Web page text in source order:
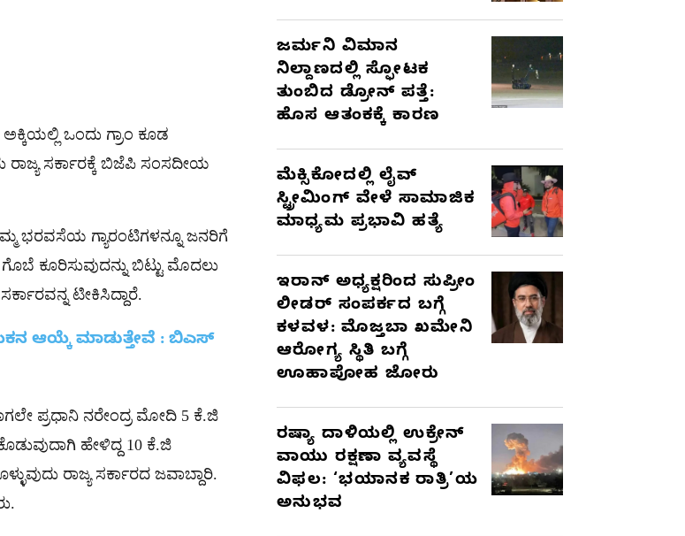
ಒಂದು ಗ್ರಾಂ ಕೂಡ
ರಾಜ್ಯ ಸರ್ಕಾರಕ್ಕೆ ಬಿಜೆಪಿ ಸಂಸದೀಯ
ಭರವಸೆಯ ಗ್ಯಾರಂಟಿಗಳನ್ನೂ ಜನರಿಗೆ
ಕೂರಿಸುವುದನ್ನು ಬಿಟ್ಟು ಮೊದಲು
ಟೀಕಿಸಿದ್ದಾರೆ.
ಆಯ್ಕೆ ಮಾಡುತ್ತೇವೆ : ಬಿಎಸ್​
ಪ್ರಧಾನಿ ನರೇಂದ್ರ ಮೋದಿ 5 ಕೆ.ಜಿ
ಹೇಳಿದ್ದ 10 ಕೆ.ಜಿ
ರಾಜ್ಯ ಸರ್ಕಾರದ ಜವಾಬ್ದಾರಿ.
ಜರ್ಮನಿ ವಿಮಾನ
ನಿಲ್ದಾಣದಲ್ಲಿ ಸ್ಫೋಟಕ
ತುಂಬಿದ ಡ್ರೋನ್ ಪತ್ತೆ:
ಹೊಸ ಆತಂಕಕ್ಕೆ ಕಾರಣ
ಮೆಕ್ಸಿಕೋದಲ್ಲಿ ಲೈವ್
ಸ್ಟ್ರೀಮಿಂಗ್ ವೇಳೆ ಸಾಮಾಜಿಕ
ಮಾಧ್ಯಮ ಪ್ರಭಾವಿ ಹತ್ಯೆ
ಇರಾನ್ ಅಧ್ಯಕ್ಷರಿಂದ ಸುಪ್ರೀಂ
ಲೀಡರ್ ಸಂಪರ್ಕದ ಬಗ್ಗೆ
ಕಳವಳ: ಮೊಜ್ತಬಾ ಖಮೇನಿ
ಆರೋಗ್ಯ ಸ್ಥಿತಿ ಬಗ್ಗೆ
ಊಹಾಪೋಹ ಜೋರು
ರಷ್ಯಾ ದಾಳಿಯಲ್ಲಿ ಉಕ್ರೇನ್
ವಾಯು ರಕ್ಷಣಾ ವ್ಯವಸ್ಥೆ
ವಿಫಲ: ‘ಭಯಾನಕ ರಾತ್ರಿ’ಯ
ಅನುಭವ